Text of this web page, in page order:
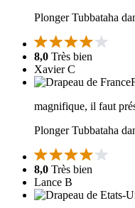
Plonger Tubbataha
8,0 Très bien
Xavier C
magnifique, il faut
Plonger Tubbataha
8,0 Très bien
Lance B